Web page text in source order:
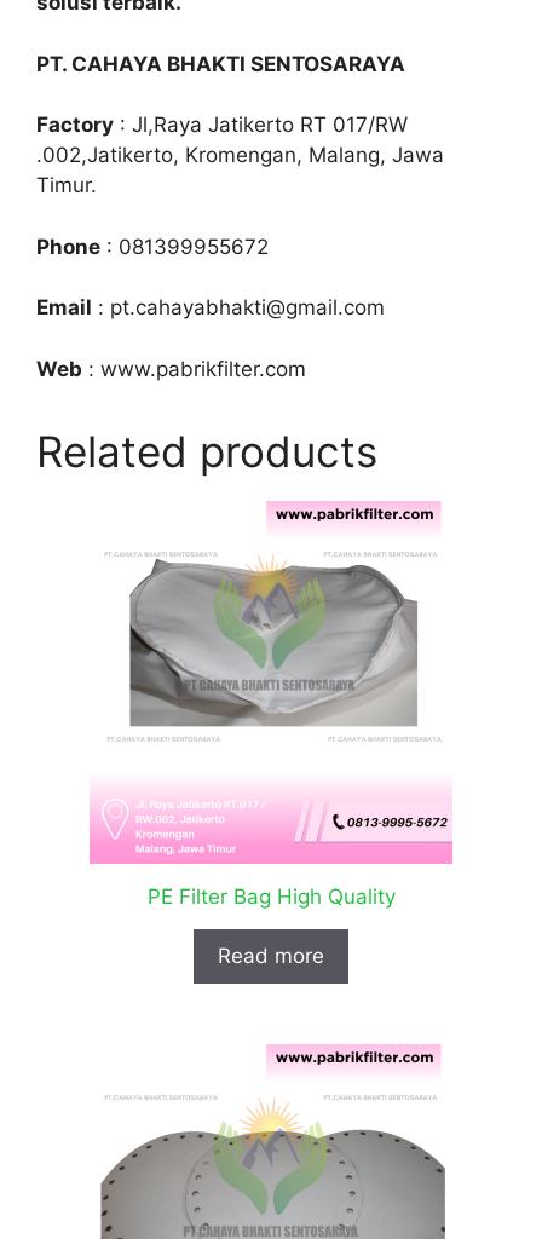
PT. CAHAYA BHAKTI SENTOSARAYA
Factory : Jl,Raya Jatikerto RT 017/RW
.002,Jatikerto, Kromengan, Malang, Jawa
Timur.
Phone : 081399955672
Email : pt.cahayabhakti@gmail.com
Web : www.pabrikfilter.com
Related products
PE Filter Bag High Quality
Read more